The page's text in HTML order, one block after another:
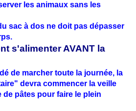
les animaux sans les
sac à dos ne doit pas dépasser
AVANT la
de marcher toute la journée, la
devra commencer la veille
de pâtes pour faire le plein